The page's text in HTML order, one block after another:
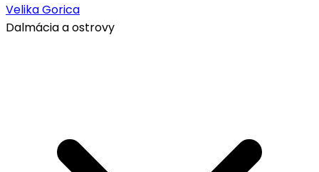
Velika Gorica
Dalmácia a ostrovy